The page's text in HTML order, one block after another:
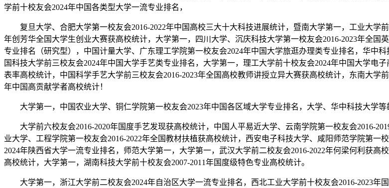
学前十校友会2024年中国各类型大学一流专业排名，
复旦大学、合肥大学第一校友会2016-2022年中国高校三大十大科技进展统计，暨南大学第一，工业大学
年创芳华全国大学生创业大赛获高校统计，大学第一，四川大学、沉庆科技大学第一校友会2016-2023年全
专业排名（研究型），中国计量大学、广东理工学院第一校友会2024年中国大学旅逛办理类专业排名，华中
国科技大学前三校友会2024年中国大学手艺类专业排名，大学第一，理工大学前十校友会2024年中国大学电
表率高校统计，中国科学手艺大学前三校友会2016-2023年全国高校教师讲授立异大赛获高校统计，东南大学
年中国高贡献学者高校统计！
大学第一，中国农业大学、铜仁学院第一校友会2023年中国各区域大学专业排名，大学、华中科技大学等
大学前六校友会2016-2020年国度手艺发现获高校统计，中国人平易近大学、云南学院第一校友会2016-
业大学、工程学院第一校友会2016-2022年全国教材扶植获高校统计，西安电子科技大学、咸阳师范学院第
2024年陕西省大学一流专业排名，师范大学第一，大学第一，武汉大学前二校友会2016-2022年何梁何利获
高校统计，大学第一，湖南科技大学前十校友会2007-2011年国度级特色专业高校统计。
大学第一，浙江大学前二校友会2024年自治区大学一流专业排名，西北工业大学前十校友会2016-2023年